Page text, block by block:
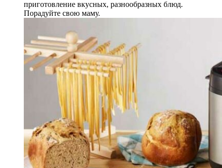
приготовление вкусных, разнообразных блюд.
Порадуйте свою маму.